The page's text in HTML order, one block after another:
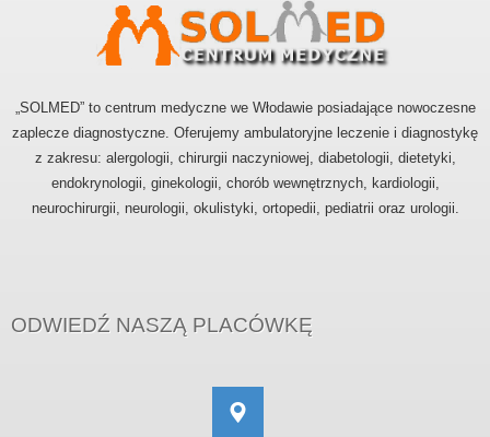
„SOLMED” to centrum medyczne we Włodawie posiadające nowoczesne
zaplecze diagnostyczne. Oferujemy ambulatoryjne leczenie i diagnostykę
z zakresu: alergologii, chirurgii naczyniowej, diabetologii, dietetyki,
endokrynologii, ginekologii, chorób wewnętrznych, kardiologii,
neurochirurgii, neurologii, okulistyki, ortopedii, pediatrii oraz urologii.
ODWIEDŹ NASZĄ PLACÓWKĘ